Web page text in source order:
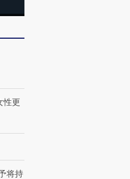
【商旅对话】华住集团
CFO：不靠规模取胜，华
性更
将持